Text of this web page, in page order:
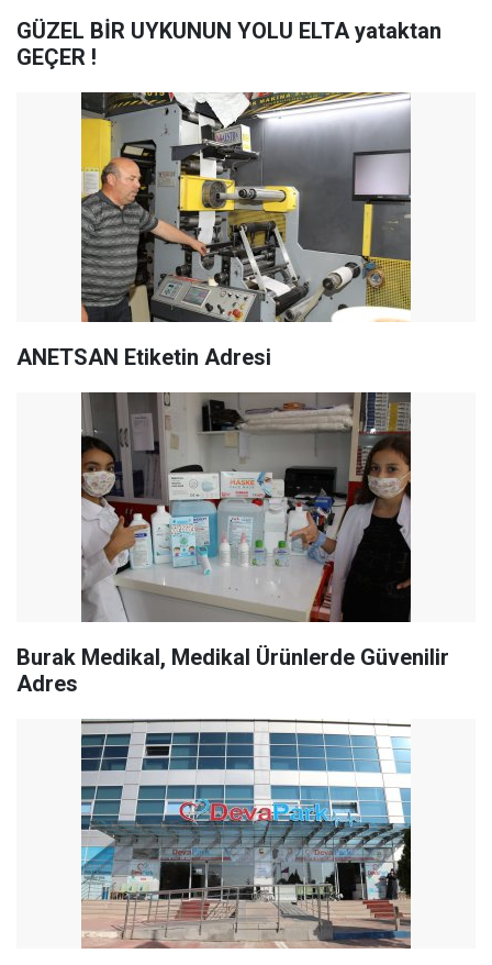
GÜZEL BİR UYKUNUN YOLU ELTA yataktan
GEÇER !
ANETSAN Etiketin Adresi
Burak Medikal, Medikal Ürünlerde Güvenilir
Adres